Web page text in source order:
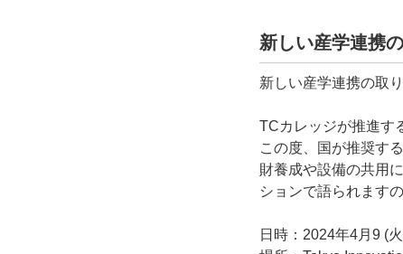
新しい産学連携
新しい産学連携の取
TCカレッジが推進す
この度、国が推奨す
財養成や設備の共用
ションで語られます
日時：2024年4月9 (